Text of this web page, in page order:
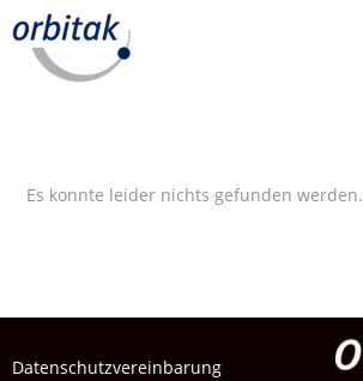
Es konnte leider nichts gefunden werden.
Datenschutzvereinbarung